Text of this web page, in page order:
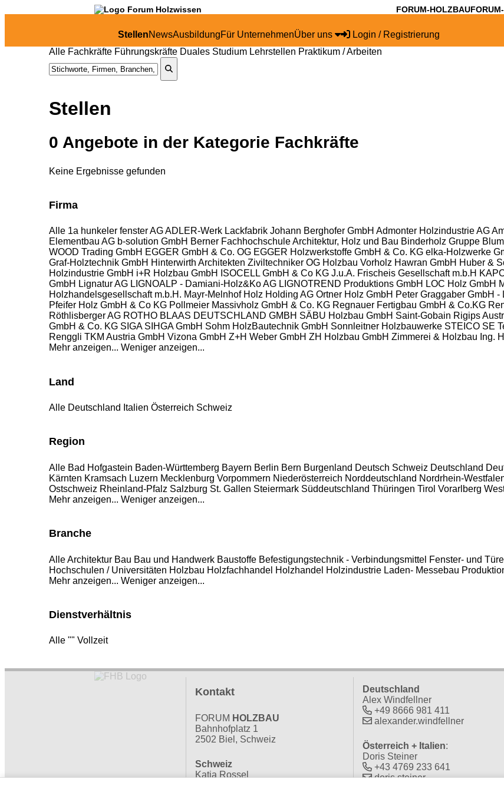
FORUM-HOLZBAU
StellenNewsAusbildungFür UnternehmenÜber uns
Login / Registrierung
Alle Fachkräfte Führungskräfte Duales Studium Lehrstellen Praktikum / Arbeiten
Stellen
0 Angebote in der Kategorie Fachkräfte
Keine Ergebnisse gefunden
Firma
Alle 1a hunkeler fenster AGADLER-Werk Lackfabrik Johann Berghofer GmbH Admonter Holzindustrie AG
Elementbau AG b-solution GmbH Berner Fachhochschule Architektur, Holz und Bau Binderholz Gruppe
WOOD Trading GmbH EGGER GmbH & Co. OG EGGER Holzwerkstoffe GmbH & Co. KG elka-Holzwerke
Graf-Holztechnik GmbH Hinterwirth Architekten Ziviltechniker OG Holzbau Vorholz Hawran GmbH Huber &
Holzindustrie GmbH i+R Holzbau GmbH ISOCELL GmbH & Co KG J.u.A. Frischeis Gesellschaft m.b.H
GmbH Lignatur AG LIGNOALP - Damiani-Holz&Ko AG LIGNOTREND Produktions GmbH LOC Holz GmbH
Holzhandelsgesellschaft m.b.H. Mayr-Melnhof Holz Holding AG Ortner Holz GmbH Peter Graggaber GmbH
Pfeifer Holz GmbH & Co KG Pollmeier Massivholz GmbH & Co. KG Regnauer Fertigbau GmbH & Co.KG
Röthlisberger AG ROTHO BLAAS DEUTSCHLAND GMBH SÄBU Holzbau GmbH Saint-Gobain Rigips
GmbH & Co. KG SIGA SIHGA GmbH Sohm HolzBautechnik GmbH Sonnleitner Holzbauwerke STEICO SE
Renggli TKM Austria GmbH Vizona GmbH Z+H Weber GmbH ZH Holzbau GmbH Zimmerei & Holzbau Ing.
Mehr anzeigen... Weniger anzeigen...
Land
Alle Deutschland Italien Österreich Schweiz
Region
Alle Bad Hofgastein Baden-Württemberg Bayern Berlin Bern Burgenland Deutsch Schweiz Deutschland
Kärnten Kramsach Luzern Mecklenburg Vorpommern Niederösterreich Norddeutschland Nordrhein-
Ostschweiz Rheinland-Pfalz Salzburg St. Gallen Steiermark Süddeutschland Thüringen Tirol Vorarlberg
Mehr anzeigen... Weniger anzeigen...
Branche
AlleArchitektur Bau Bau und Handwerk Baustoffe Befestigungstechnik - Verbindungsmittel Fenster- und
Hochschulen / Universitäten Holzbau Holzfachhandel Holzhandel Holzindustrie Laden- Messebau
Mehr anzeigen... Weniger anzeigen...
Dienstverhältnis
Alle "" Vollzeit
Kontakt
FORUM HOLZBAU
Bahnhofplatz 1
2502 Biel, Schweiz
Schweiz
Katja Rossel
Deutschland
Alex Windfellner
+49 8666 981 411
alexander.windfellner
Österreich + Italien:
Doris Steiner
+43 4769 233 641
doris.steiner